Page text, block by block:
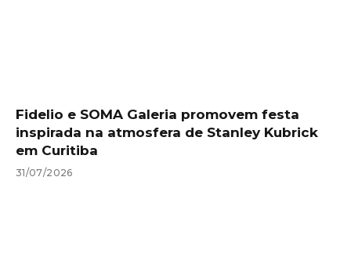
Fidelio e SOMA Galeria promovem festa
inspirada na atmosfera de Stanley Kubrick
em Curitiba
31/07/2026